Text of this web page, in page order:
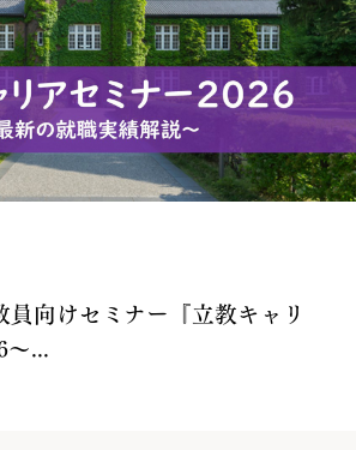
向けセミナー『立教キャリ
～...